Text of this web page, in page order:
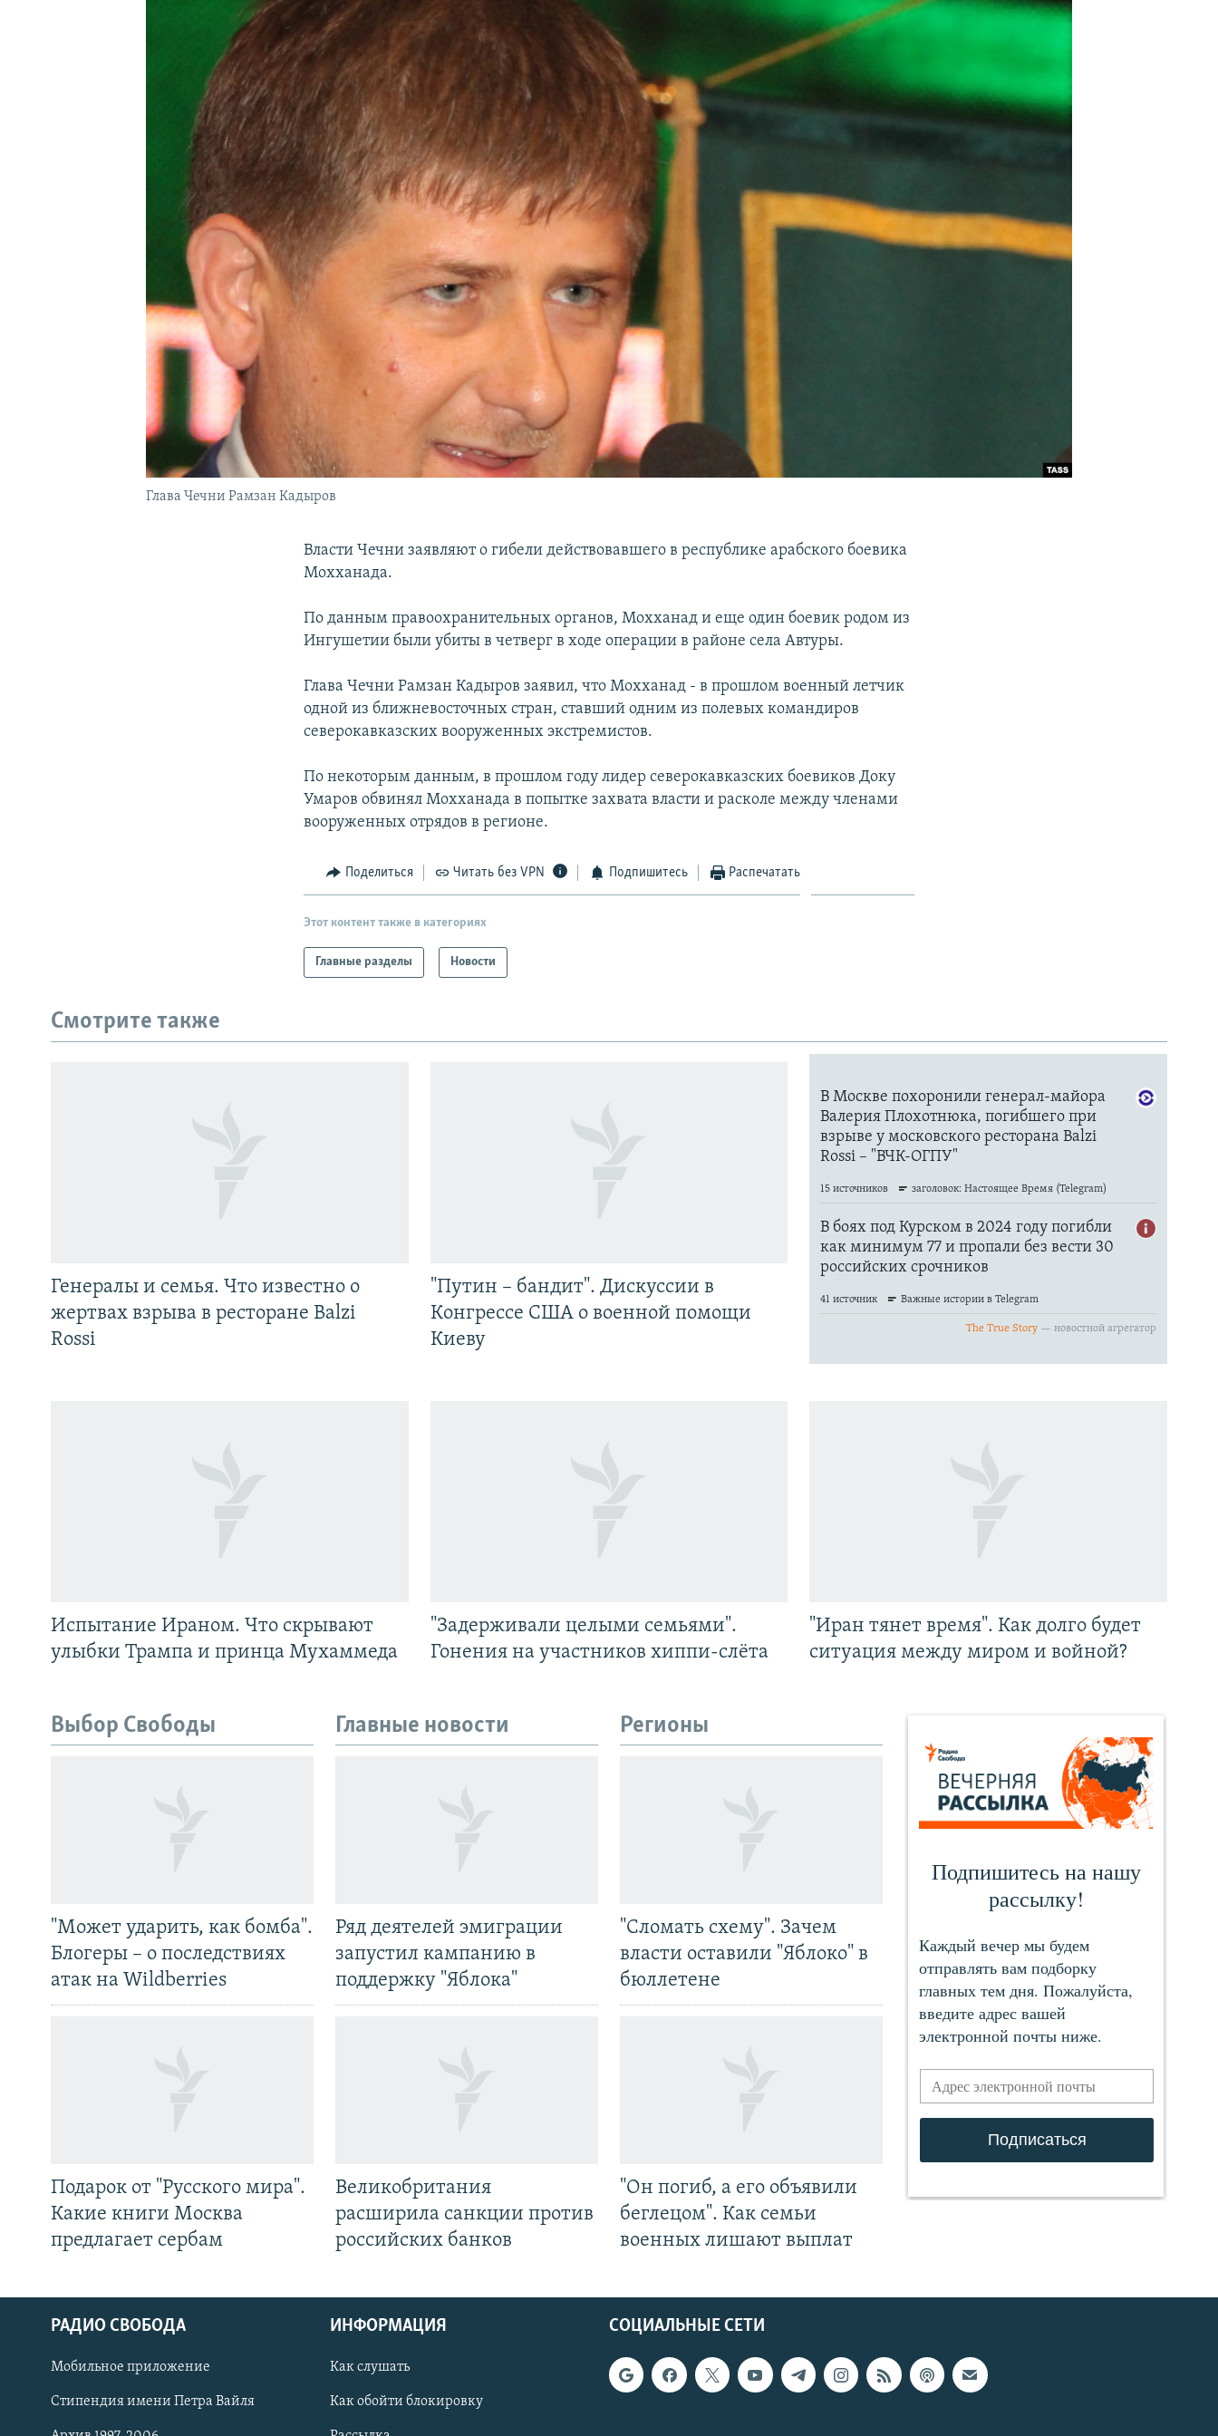
ПОДПИШИТЕСЬ НА РАССЫЛКУ
СОЦИАЛЬНЫЕ СЕТИ
Глава Чечни Рамзан Кадыров
Власти Чечни заявляют о гибели действовавшего в республике арабского боевика
Мохханада.
По данным правоохранительных органов, Мохханад и еще один боевик родом из
Ингушетии были убиты в четверг в ходе операции в районе села Автуры.
Глава Чечни Рамзан Кадыров заявил, что Мохханад - в прошлом военный летчик
одной из ближневосточных стран, ставший одним из полевых командиров
северокавказских вооруженных экстремистов.
По некоторым данным, в прошлом году лидер северокавказских боевиков Доку
Умаров обвинял Мохханада в попытке захвата власти и расколе между членами
вооруженных отрядов в регионе.
Поделиться Читать без VPN Подпишитесь Распечатать
Этот контент также в категориях
Главные разделы Новости
Смотрите также
Генералы и семья. Что известно о
жертвах взрыва в ресторане Balzi
Rossi
"Путин – бандит". Дискуссии в
Конгрессе США о военной помощи
Киеву
Испытание Ираном. Что скрывают
улыбки Трампа и принца Мухаммеда
"Задерживали целыми семьями".
Гонения на участников хиппи-слёта
"Иран тянет время". Как долго будет
ситуация между миром и войной?
Выбор Свободы
"Может ударить, как бомба".
Блогеры – о последствиях
атак на Wildberries
Подарок от "Русского мира".
Какие книги Москва
предлагает сербам
Главные новости
Ряд деятелей эмиграции
запустил кампанию в
поддержку "Яблока"
Великобритания
расширила санкции против
российских банков
Регионы
"Сломать схему". Зачем
власти оставили "Яблоко" в
бюллетене
"Он погиб, а его объявили
беглецом". Как семьи
военных лишают выплат
СОЦИАЛЬНЫЕ СЕТИ
РАДИО СВОБОДА
Мобильное приложение
Стипендия имени Петра Вайля
ИНФОРМАЦИЯ
Как слушать
Как обойти блокировку